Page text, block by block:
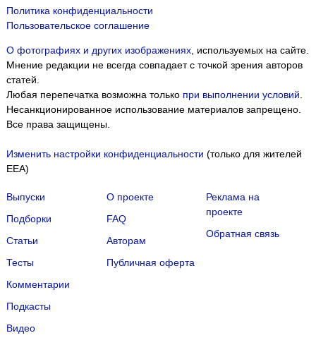
Политика конфиденциальности
Пользовательское соглашение
О фотографиях и других изображениях, используемых на сайте.
Мнение редакции не всегда совпадает с точкой зрения авторов
статей.
Любая перепечатка возможна только при выполнении условий.
Несанкционированное использование материалов запрещено.
Все права защищены.
Изменить настройки конфиденциальности (только для жителей
EEA)
Выпуски
Подборки
Статьи
Тесты
Комментарии
Подкасты
Видео
О проекте
FAQ
Авторам
Публичная оферта
Реклама на
проекте
Обратная связь